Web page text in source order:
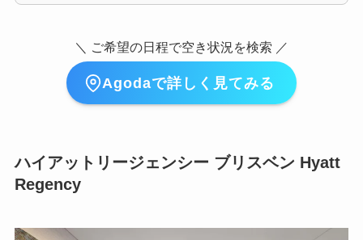
＼ ご希望の日程で空き状況を検索 ／
Agodaで詳しく見てみる
ハイアットリージェンシー ブリスベン Hyatt
Regency